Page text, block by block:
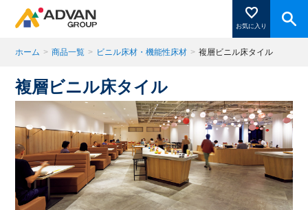
お気に入り
商品ページにある「お気に入り登録」を押すと登録した
商品がここに表示されます。
閉じる
ホーム > 商品一覧 > ビニル床材・機能性床材 > 複層ビニル床タイル
複層ビニル床タイル